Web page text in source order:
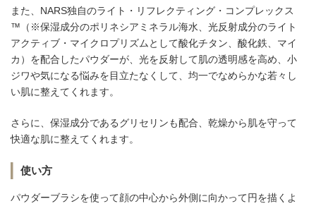
また、NARS独自のライト・リフレクティング・コンプレックス
™（※保湿成分のポリネシアミネラル海⽔、光反射成分のライト
アクティブ・マイクロプリズムとして酸化チタン、酸化鉄、マイ
カ）を配合したパウダーが、光を反射して肌の透明感を高め、小
ジワや気になる悩みを目立たなくして、均一でなめらかな若々し
い肌に整えてくれます。
さらに、保湿成分であるグリセリンも配合、乾燥から肌を守って
快適な肌に整えてくれます。
使い方
パウダーブラシを使って顔の中心から外側に向かって円を描くよ